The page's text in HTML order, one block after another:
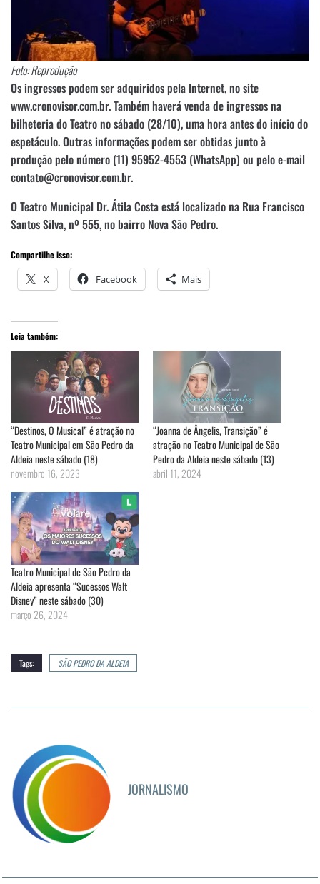
Foto: Reprodução
Os ingressos podem ser adquiridos pela Internet, no site
www.cronovisor.com.br. Também haverá venda de ingressos na
bilheteria do Teatro no sábado (28/10), uma hora antes do início do
espetáculo. Outras informações podem ser obtidas junto à
produção pelo número (11) 95952-4553 (WhatsApp) ou pelo e-mail
contato@cronovisor.com.br.
O Teatro Municipal Dr. Átila Costa está localizado na Rua Francisco
Santos Silva, nº 555, no bairro Nova São Pedro.
Compartilhe isso:
X Facebook Mais
Leia também:
“Destinos, O Musical” é atração no
Teatro Municipal em São Pedro da
Aldeia neste sábado (18)
novembro 16, 2023
“Joanna de Ângelis, Transição” é
atração no Teatro Municipal de São
Pedro da Aldeia neste sábado (13)
abril 11, 2024
Teatro Municipal de São Pedro da
Aldeia apresenta “Sucessos Walt
Disney” neste sábado (30)
março 26, 2024
Tags: SÃO PEDRO DA ALDEIA
JORNALISMO